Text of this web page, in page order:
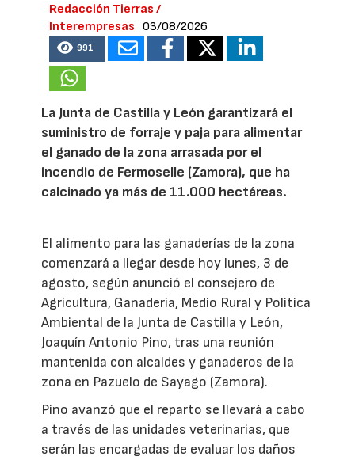
Redacción Tierras /
Interempresas
03/08/2026
991
La Junta de Castilla y León garantizará el
suministro de forraje y paja para alimentar
el ganado de la zona arrasada por el
incendio de Fermoselle (Zamora), que ha
calcinado ya más de 11.000 hectáreas.
El alimento para las ganaderías de la zona
comenzará a llegar desde hoy lunes, 3 de
agosto, según anunció el consejero de
Agricultura, Ganadería, Medio Rural y Política
Ambiental de la Junta de Castilla y León,
Joaquín Antonio Pino, tras una reunión
mantenida con alcaldes y ganaderos de la
zona en Pazuelo de Sayago (Zamora).
Pino avanzó que el reparto se llevará a cabo
a través de las unidades veterinarias, que
serán las encargadas de evaluar los daños